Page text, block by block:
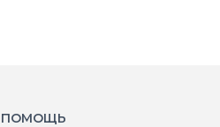
ПОМОЩЬ